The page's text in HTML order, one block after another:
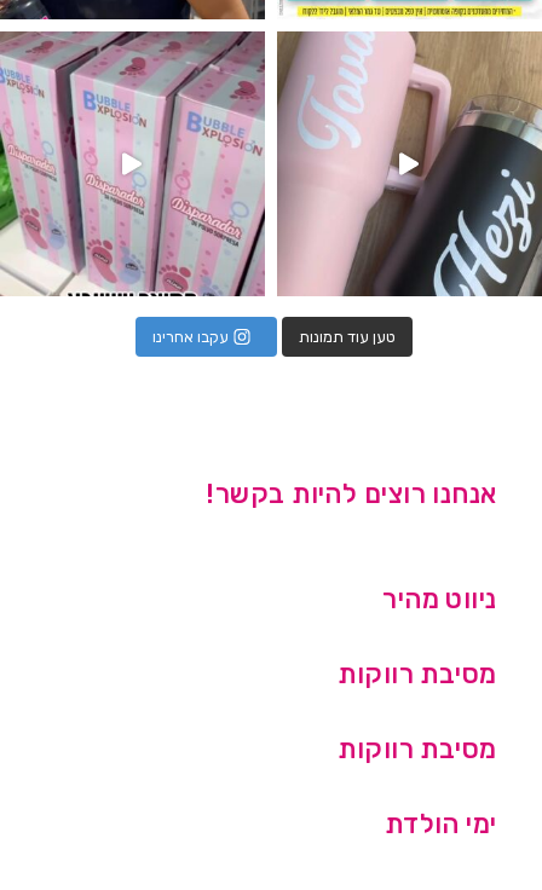
מטף לגילוי מין העובר חזר למלא
טען עוד תמונות עקבו אחרינו
אנחנו רוצים להיות בקשר!
ניווט מהיר
מסיבת רווקות
מסיבת רווקות
ימי הולדת